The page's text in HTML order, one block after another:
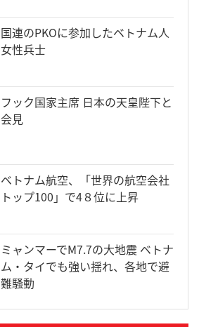
国連のPKOに参加したベトナム人
女性兵士
フック国家主席 日本の天皇陛下と
会見
ベトナム航空、「世界の航空会社
トップ100」で4８位に上昇
ミャンマーでM7.7の大地震 ベトナ
ム・タイでも強い揺れ、各地で避
難騒動